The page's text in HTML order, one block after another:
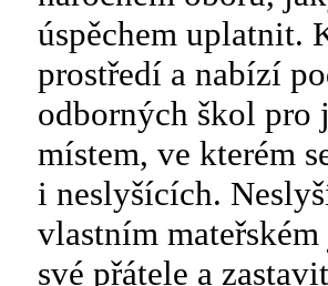
úspěchem uplatnit.
prostředí a nabízí
odborných škol pro
místem, ve kterém
i neslyšících.
vlastním
své přátele a